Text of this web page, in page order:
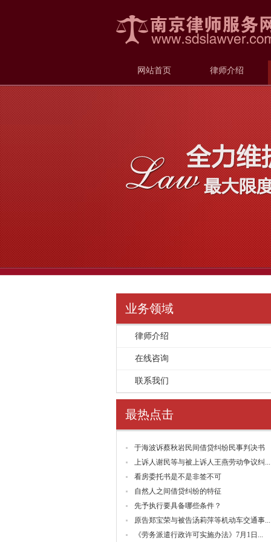
网站首页 律师介绍
业务领域
律师介绍
在线咨询
联系我们
最热点击
于海波诉蔡秋岩民间借贷纠纷民事判决书
上诉人谢民等与被上诉人王燕劳动争议纠...
看房委托书是不是非签不可
自然人之间借贷纠纷的特征
先予执行要具备哪些条件？
原告郑宝荣与被告汤莉萍等机动车交通事...
《劳务派遣行政许可实施办法》7月1日...